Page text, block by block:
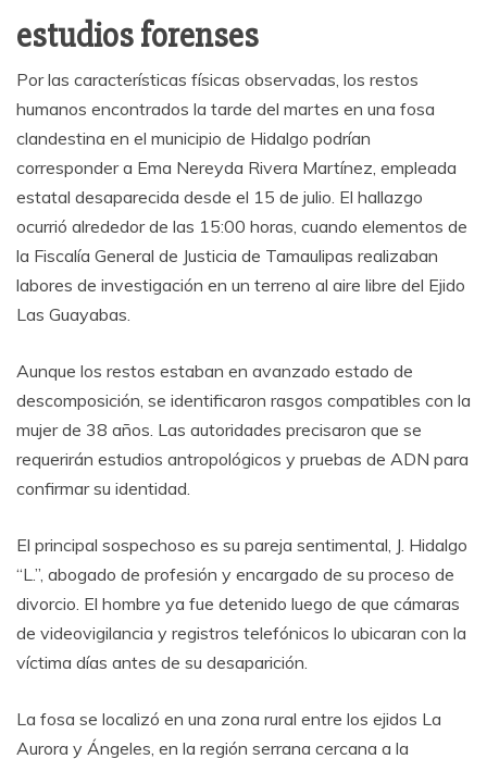
estudios forenses
Por las características físicas observadas, los restos
humanos encontrados la tarde del martes en una fosa
clandestina en el municipio de Hidalgo podrían
corresponder a Ema Nereyda Rivera Martínez, empleada
estatal desaparecida desde el 15 de julio. El hallazgo
ocurrió alrededor de las 15:00 horas, cuando elementos de
la Fiscalía General de Justicia de Tamaulipas realizaban
labores de investigación en un terreno al aire libre del Ejido
Las Guayabas.
Aunque los restos estaban en avanzado estado de
descomposición, se identificaron rasgos compatibles con la
mujer de 38 años. Las autoridades precisaron que se
requerirán estudios antropológicos y pruebas de ADN para
confirmar su identidad.
El principal sospechoso es su pareja sentimental, J. Hidalgo
“L.”, abogado de profesión y encargado de su proceso de
divorcio. El hombre ya fue detenido luego de que cámaras
de videovigilancia y registros telefónicos lo ubicaran con la
víctima días antes de su desaparición.
La fosa se localizó en una zona rural entre los ejidos La
Aurora y Ángeles, en la región serrana cercana a la